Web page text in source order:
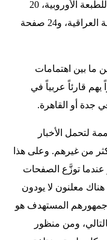
الطبعة السعودية والإماراتية، 28 صفحة للطبعة الأوروبية، 20
صفحة للطبعة اللبنانية، 16 صفحة للطبعة العراقية، و24 صفحة
ما بين اهتمامات
قارئاً عربياً في
جدة أو القاهرة.
لتحمل الأخبار
من غيرهم. وعلى هذا
عندما توزَّع الصفحات
هناك معلنون لا يودون
جمهورهم المستهدف هو
ومن منظور